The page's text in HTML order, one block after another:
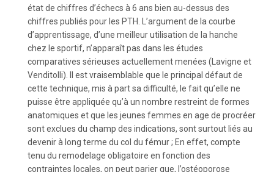
état de chiffres d’échecs à 6 ans bien au-dessus des
chiffres publiés pour les PTH. L’argument de la courbe
d’apprentissage, d’une meilleur utilisation de la hanche
chez le sportif, n’apparaît pas dans les études
comparatives sérieuses actuellement menées (Lavigne et
Venditolli). Il est vraisemblable que le principal défaut de
cette technique, mis à part sa difficulté, le fait qu’elle ne
puisse être appliquée qu’à un nombre restreint de formes
anatomiques et que les jeunes femmes en age de procréer
sont exclues du champ des indications, sont surtout liés au
devenir à long terme du col du fémur ; En effet, compte
tenu du remodelage obligatoire en fonction des
contraintes locales, on peut parier que, l’ostéoporose